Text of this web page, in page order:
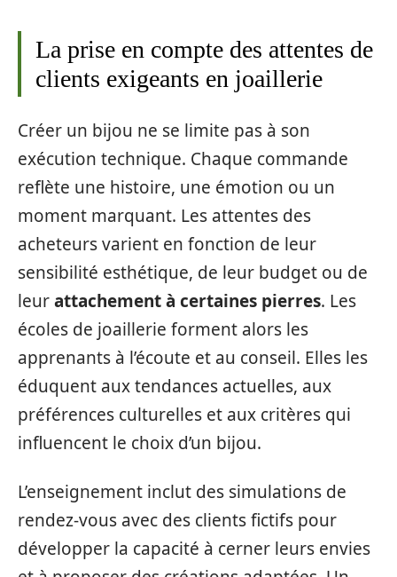
La prise en compte des attentes de
clients exigeants en joaillerie
Créer un bijou ne se limite pas à son
exécution technique. Chaque commande
reflète une histoire, une émotion ou un
moment marquant. Les attentes des
acheteurs varient en fonction de leur
sensibilité esthétique, de leur budget ou de
leurattachement à certaines pierres. Les
écoles de joaillerie forment alors les
apprenants à l’écoute et au conseil. Elles les
éduquent aux tendances actuelles, aux
préférences culturelles et aux critères qui
influencent le choix d’un bijou.
L’enseignement inclut des simulations de
rendez-vous avec des clients fictifs pour
développer la capacité à cerner leurs envies